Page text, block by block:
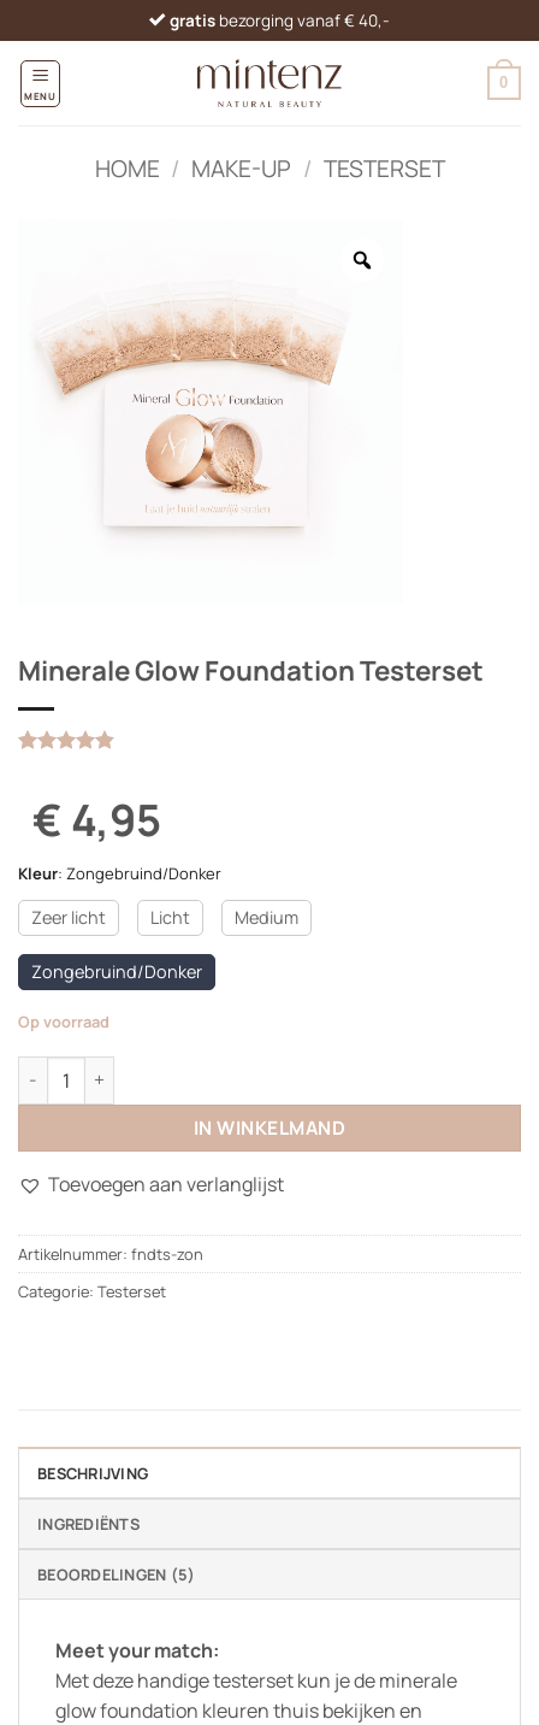
naar
inhoud
gratis bezorging vanaf € 40,-
MENU
0
HOME / MAKE-UP / TESTERSET
Minerale Glow Foundation Testerset
gebaseerd
op
klantbeoordelingen
€ 4,95
Kleur: Zongebruind/Donker
Zeer licht Licht Medium
Zongebruind/Donker
Op voorraad
Minerale Glow Foundation Testerset aantal
IN WINKELMAND
Toevoegen aan verlanglijst
Artikelnummer: fndts-zon
Categorie: Testerset
BESCHRIJVING
INGREDIËNTS
BEOORDELINGEN (5)
Meet your match:
Met deze handige testerset kun je de minerale
glow foundation kleuren thuis bekijken en